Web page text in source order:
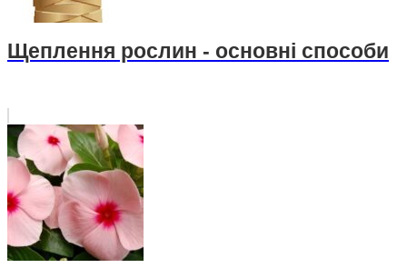
Щеплення рослин - основні способи